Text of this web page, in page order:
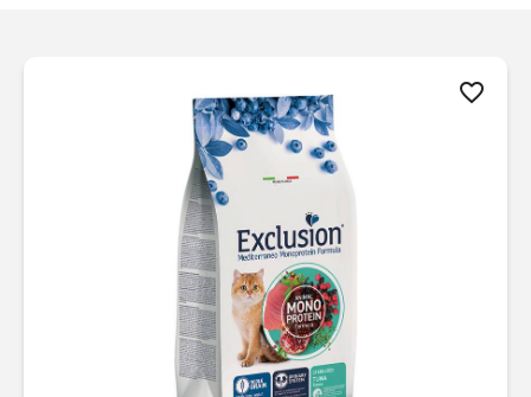
favorite_border